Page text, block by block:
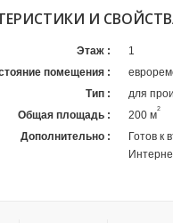
И
Этаж
1
помещения
Тип
для
Общая площадь
200 м
2
Дополнительно
Готов к